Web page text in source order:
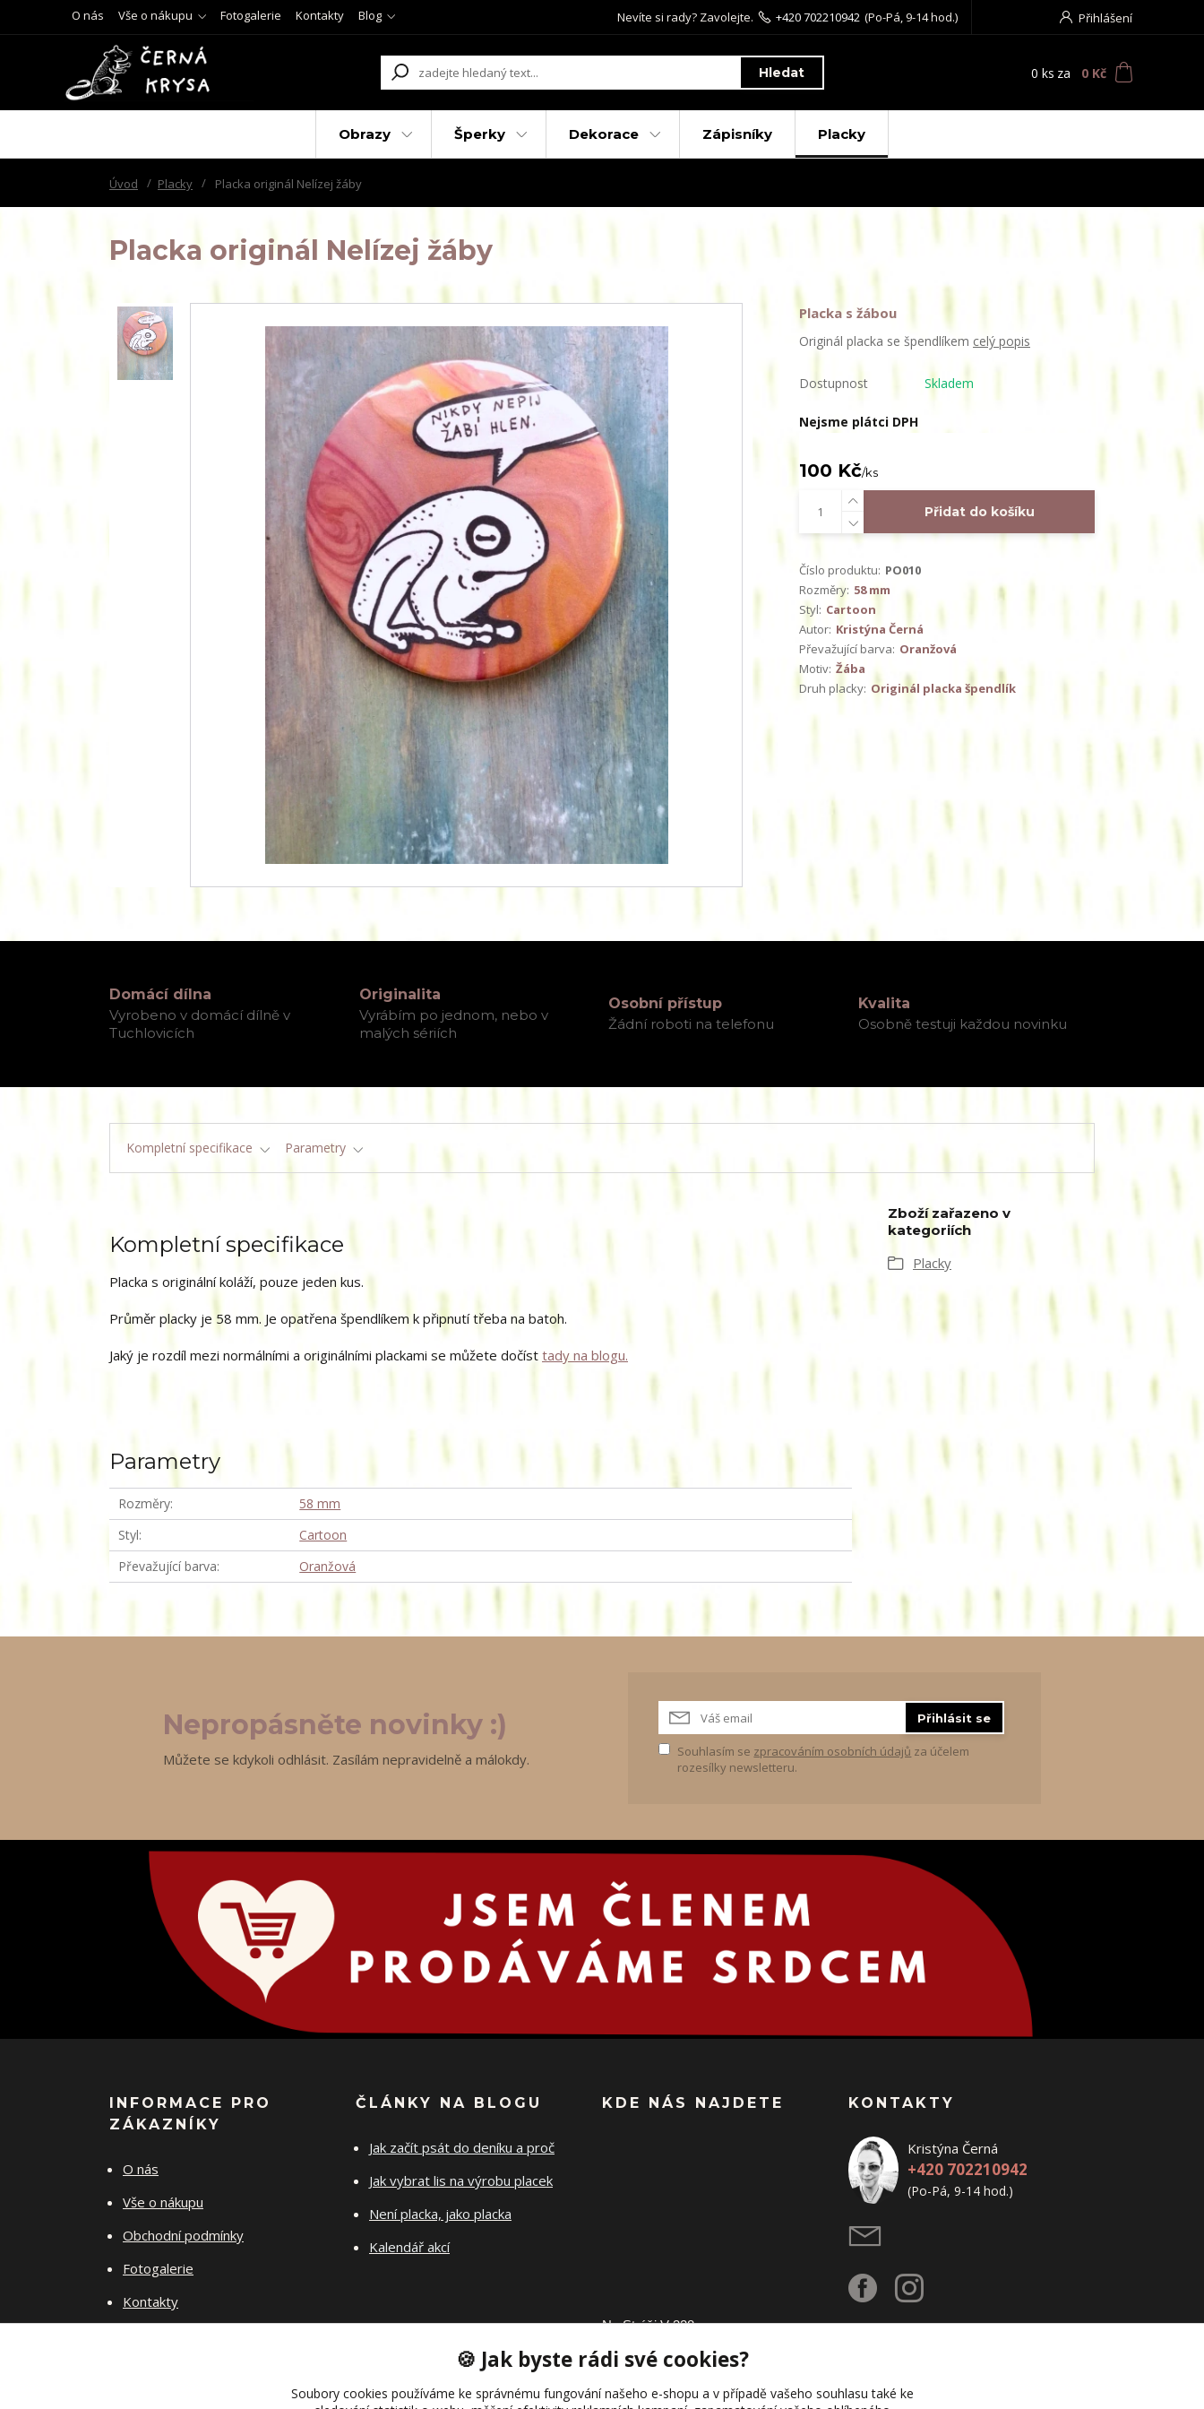
O nás Vše o nákupu Fotogalerie Kontakty Blog Přihlášení
Hledat
Nevíte si rady? Zavolejte. +420 702210942 (Po-Pá, 9-14 hod.)
0 ks za 0 Kč
Obrazy Šperky Dekorace Zápisníky Placky
Úvod Placky Placka originál Nelízej žáby
Placka originál Nelízej žáby
Placka s žábou
Originál placka se špendlíkem celý popis
Dostupnost Skladem
Nejsme plátci DPH
100 Kč/ks
Přidat do košíku
Číslo produktu: PO010
Rozměry: 58 mm
Styl: Cartoon
Autor: Kristýna Černá
Převažující barva: Oranžová
Motiv: Žába
Druh placky: Originál placka špendlík
Domácí dílna
Vyrobeno v domácí dílně v
Tuchlovicích
Originalita
Vyrábím po jednom, nebo v
malých sériích
Osobní přístup
Žádní roboti na telefonu
Kvalita
Osobně testuji každou novinku
Kompletní specifikace Parametry
Kompletní specifikace
Placka s originální koláží, pouze jeden kus.
Průměr placky je 58 mm. Je opatřena špendlíkem k připnutí třeba na batoh.
Jaký je rozdíl mezi normálními a originálními plackami se můžete dočíst tady na blogu.
Parametry
Rozměry
58 mm
Styl
Cartoon
Převažující barva
Oranžová
Zboží zařazeno v
kategoriích
Placky
Nepropásněte novinky :)
Můžete se kdykoli odhlásit. Zasílám nepravidelně a málokdy.
Přihlásit se
Souhlasím se zpracováním osobních údajů za účelem
rozesílky newsletteru.
INFORMACE PRO
ZÁKAZNÍKY
O nás
Vše o nákupu
Obchodní podmínky
Fotogalerie
Kontakty
ČLÁNKY NA BLOGU
Jak začít psát do deníku a proč
Jak vybrat lis na výrobu placek
Není placka, jako placka
Kalendář akcí
KDE NÁS NAJDETE
Na Stráži V 328
27302 Tuchlovice
KONTAKTY
Kristýna Černá
+420 702210942
(Po-Pá, 9-14 hod.)
🍪 Jak byste rádi své cookies?
Soubory cookies používáme ke správnému fungování našeho e-shopu a v případě vašeho souhlasu také ke